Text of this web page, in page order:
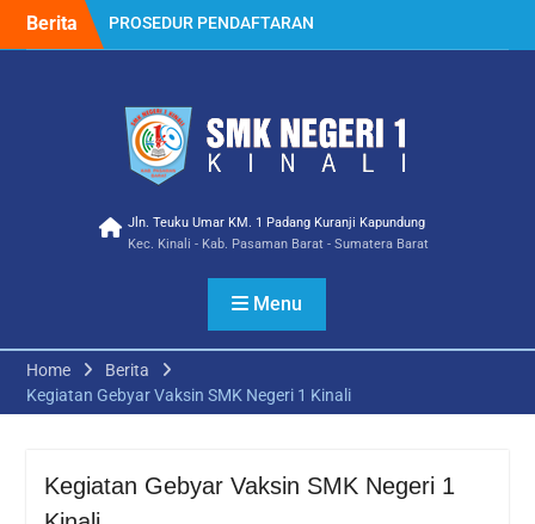
Berita
PROSEDUR PENDAFTARAN
PPDB 2023
Wulanda Siswa/i SMK
NEGERI 1 KINALI Jurusan
Multimedia Meraih Juara III
Ramadhan Ceria Tingkat
SMK Tahun 2023
Tahun Pelajaran 2022
Mitra Industri Berbagi
Teknologi Terbaru dan
Negeri 1 Kinali SMK Pusat
Keunggulan
Jln. Teuku Umar KM. 1 Padang Kuranji Kapundung
Kec. Kinali - Kab. Pasaman Barat - Sumatera Barat
Menu
Home
Berita
Kegiatan Gebyar Vaksin SMK Negeri 1 Kinali
Kegiatan Gebyar Vaksin SMK Negeri 1